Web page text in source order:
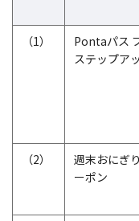
（1）
Pontaパス
ステップア
（2）
週末おにぎ
ーポン